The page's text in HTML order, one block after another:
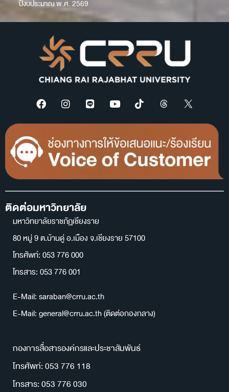
ปีงบประมาณ พ.ศ. 2569
ติดต่อมหาวิทยาลัย
มหาวิทยาลัยราชภัฏเชียงราย
80 หมู่ 9 ต.บ้านดู่ อ.เมือง จ.เชียงราย 57100
โทรศัพท์: 053 776 000
โทรสาร: 053 776 001
E-Mail: saraban@crru.ac.th
E-Mail: general@crru.ac.th (ติดต่อกองกลาง)
กองการสื่อสารองค์กรและประชาสัมพันธ์
โทรศัพท์: 053 776 118
โทรสาร: 053 776 030